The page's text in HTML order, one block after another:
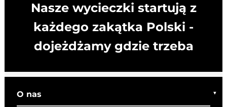
Nasze wycieczki startują z
każdego zakątka Polski -
dojeżdżamy gdzie trzeba
O nas